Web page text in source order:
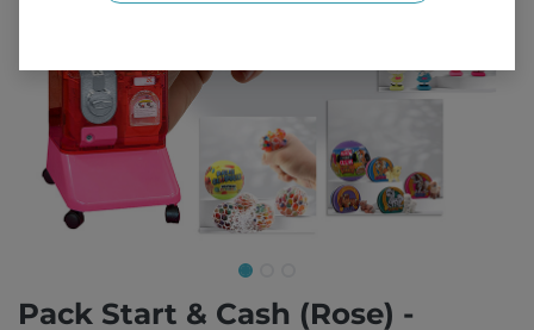
Pack Start & Cash (Rose) -